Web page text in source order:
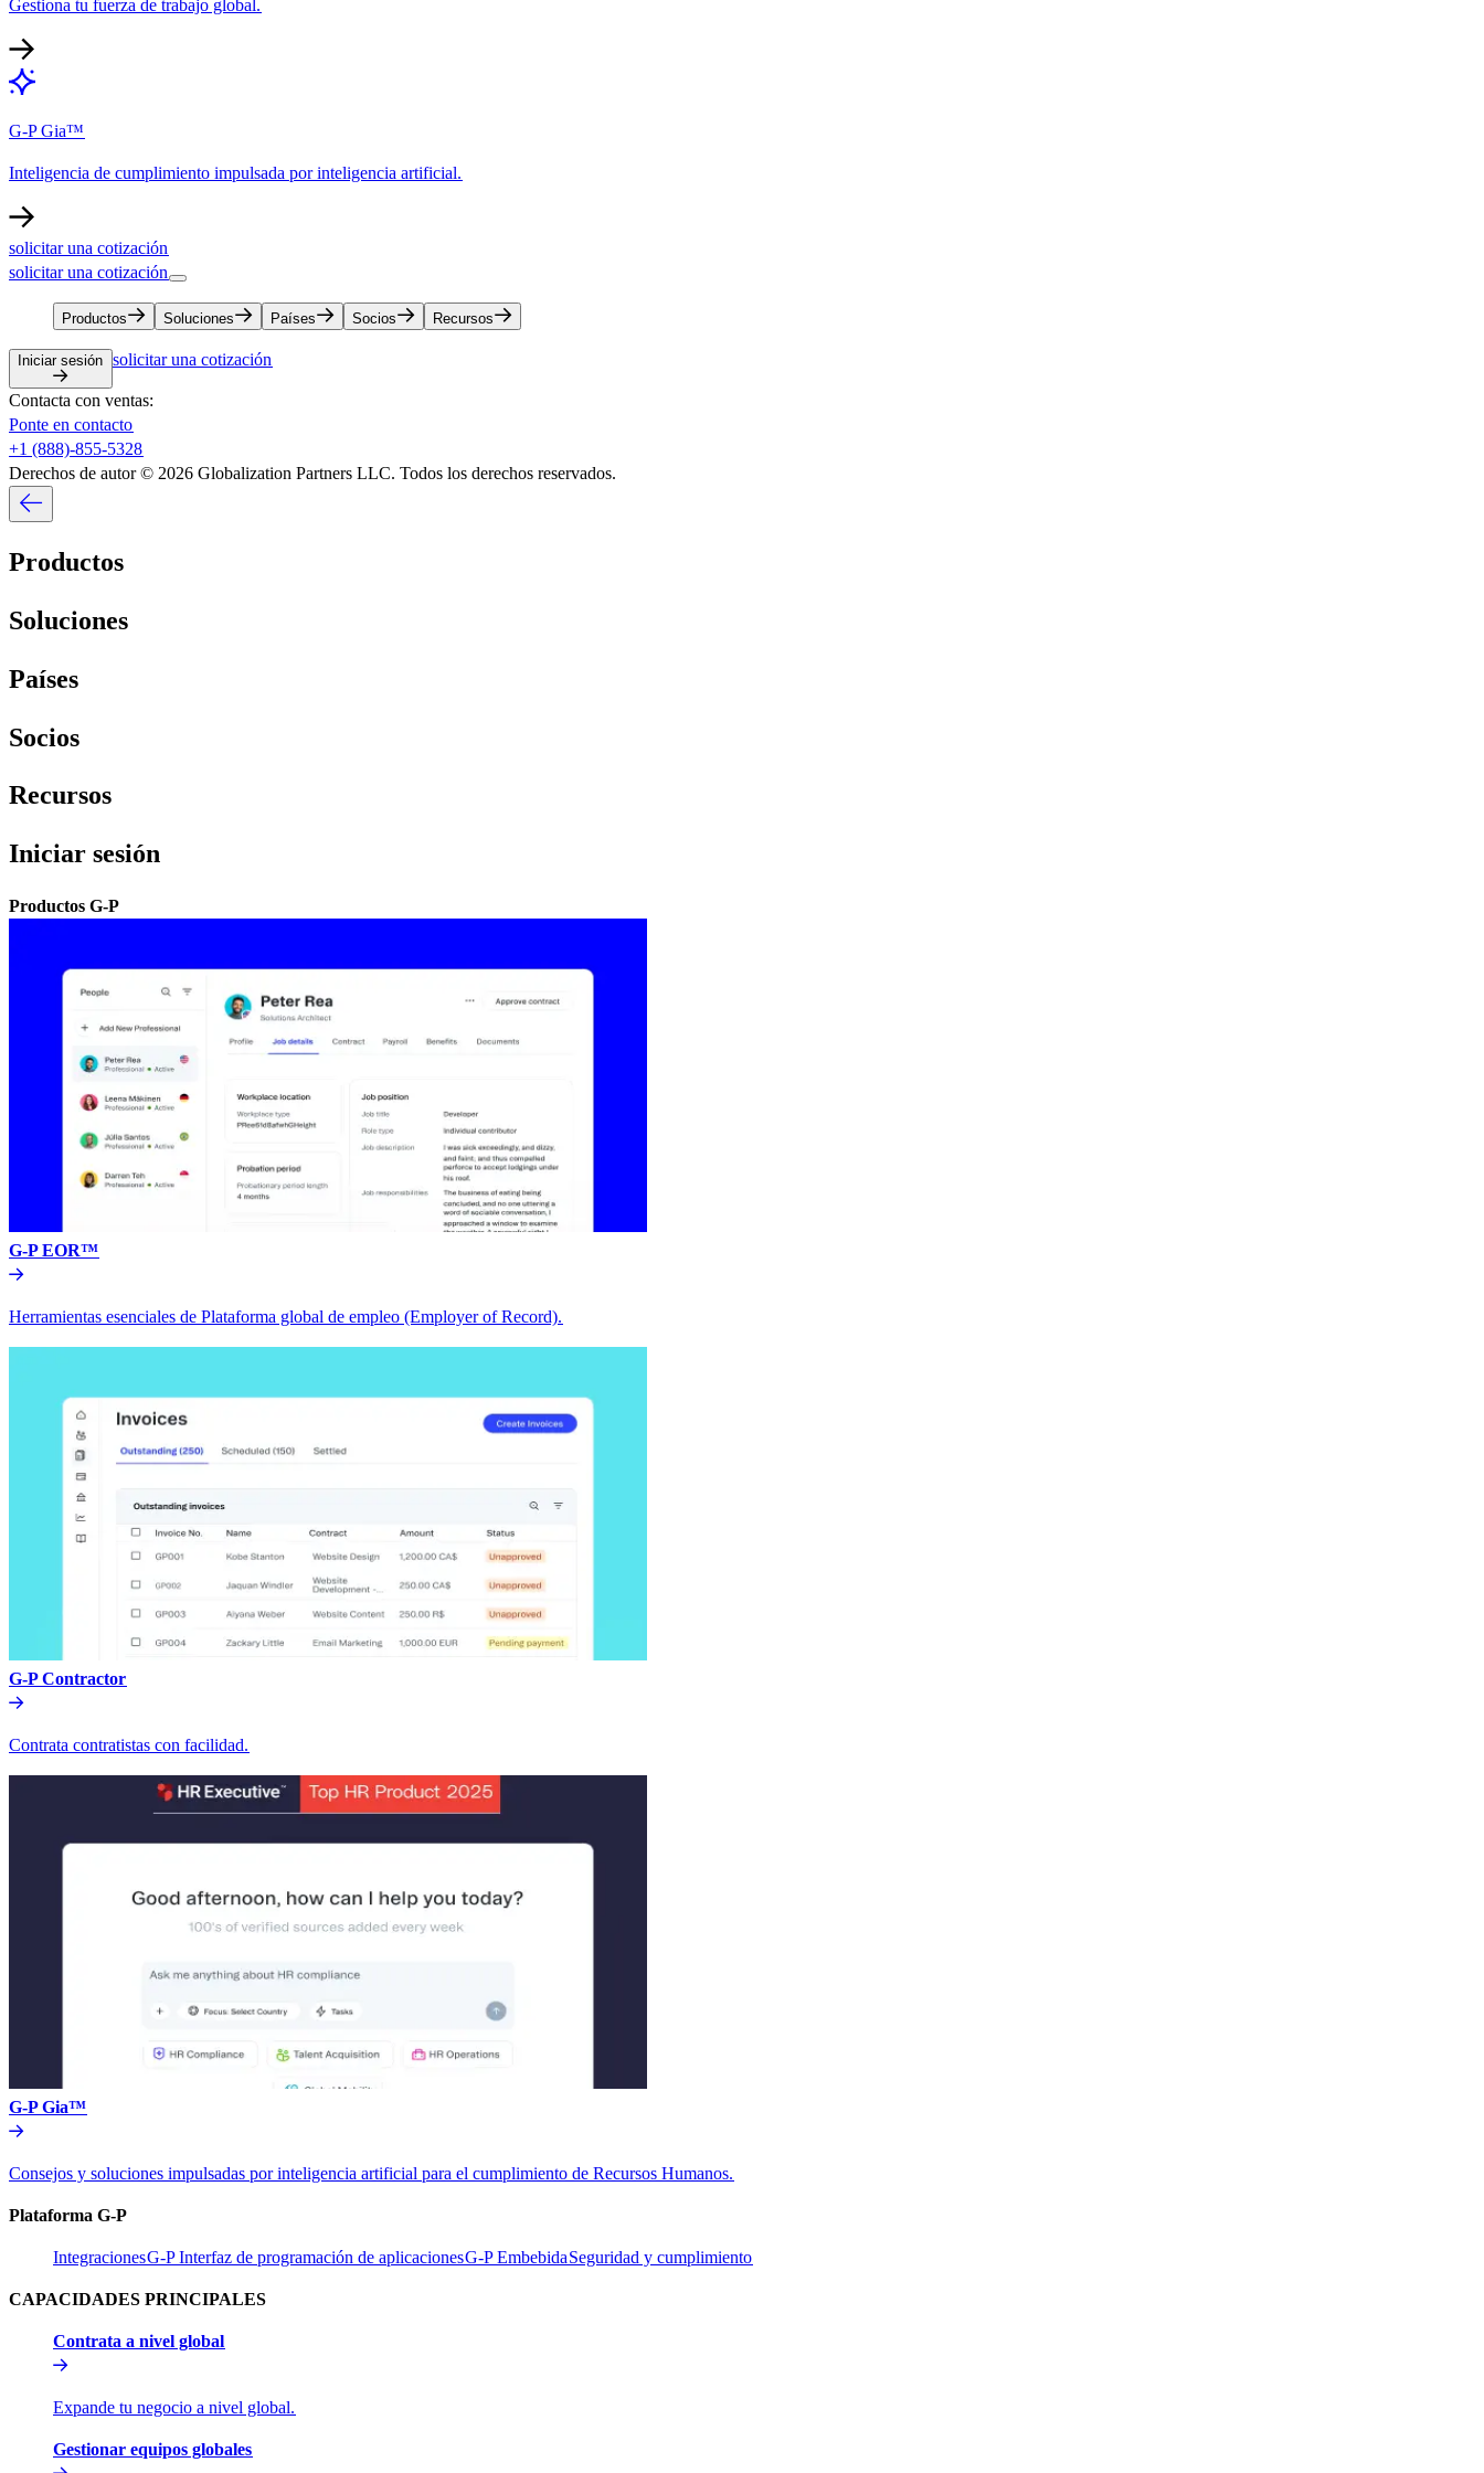
Gestiona tu fuerza de trabajo global.​​
G-P Gia™​​
Inteligencia de cumplimiento impulsada por inteligencia artificial.​​
solicitar una cotización​​
solicitar una cotización​​
Productos​​ Soluciones​​ Países​​ Socios​​ Recursos​​
Iniciar sesión​​ solicitar una cotización​​
Contacta con ventas:​​
Ponte en contacto​​
+1 (888)-855-5328​​
Derechos de autor © 2026 Globalization Partners LLC. Todos los derechos reservados.​​
Productos​​
Soluciones​​
Países​​
Socios​​
Recursos​​
Iniciar sesión​​
Productos G-P​​
G-P EOR™​​
Herramientas esenciales de Plataforma global de empleo (Employer of Record).​​
G-P Contractor​​
Contrata contratistas con facilidad.​​
G-P Gia™​​
Consejos y soluciones impulsadas por inteligencia artificial para el cumplimiento de Recursos Humanos.​​
Plataforma G-P​​
Integraciones​​G-P Interfaz de programación de aplicaciones​​G-P Embebida​​Seguridad y cumplimiento​​
CAPACIDADES PRINCIPALES​​
Contrata a nivel global​​
Expande tu negocio a nivel global.​​
Gestionar equipos globales​​